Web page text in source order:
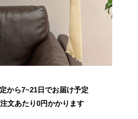
から7~21日でお届け予定
文あたり0円かかります